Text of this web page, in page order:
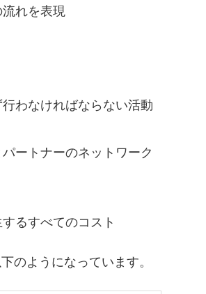
れを表現
わなければならない活動
ートナーのネットワーク
るすべてのコスト
のようになっています。